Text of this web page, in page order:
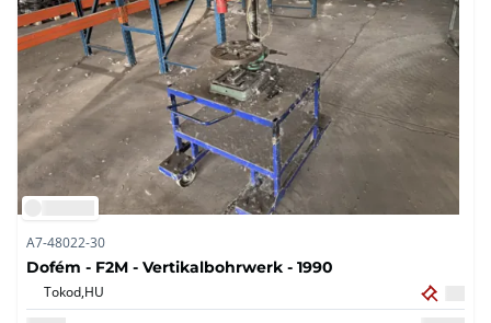
A7-48022-30
Dofém - F2M - Vertikalbohrwerk - 1990
Tokod,HU